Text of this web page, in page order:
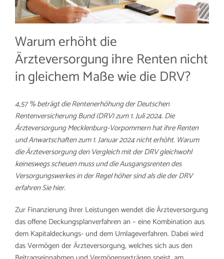
Warum erhöht die
Ärzteversorgung ihre Renten nicht
in gleichem Maße wie die DRV?
4,57 % beträgt die Rentenerhöhung der Deutschen
Rentenversicherung Bund (DRV) zum 1. Juli 2024. Die
Ärzteversorgung Mecklenburg-Vorpommern hat ihre Renten
und Anwartschaften zum 1. Januar 2024 nicht erhöht. Warum
die Ärzteversorgung den Vergleich mit der DRV gleichwohl
keineswegs scheuen muss und die Ausgangsrenten des
Versorgungswerkes in der Regel höher sind als die der DRV
erfahren Sie hier.
Zur Finanzierung ihrer Leistungen wendet die Ärzteversorgung
das offene Deckungsplanverfahren an – eine Kombination aus
dem Kapitaldeckungs- und dem Umlageverfahren. Dabei wird
das Vermögen der Ärzteversorgung, welches sich aus den